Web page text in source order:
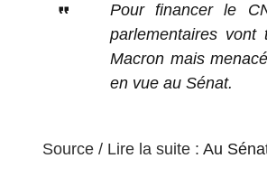
Pour financer le
parlementaires
Macron mais
en vue au Sénat.
Source / Lire la suite : Au